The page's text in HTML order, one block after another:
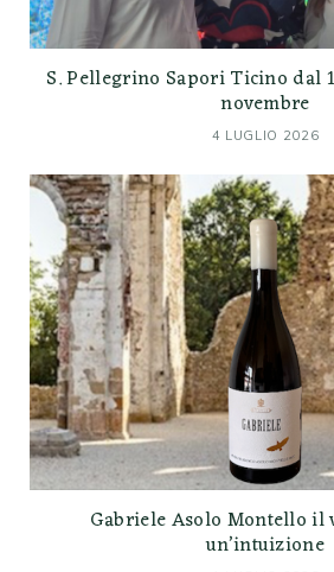
S. Pellegrino Sapori Ticino dal
novembre
4 LUGLIO 2026
Gabriele Asolo Montello il
un’intuizione